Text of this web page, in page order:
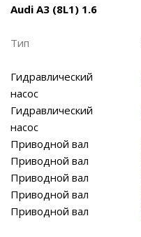
Audi A3 (8L1) 1.6
Тип
Гидравлический
насос
Гидравлический
насос
Приводной вал
Приводной вал
Приводной вал
Приводной вал
Приводной вал